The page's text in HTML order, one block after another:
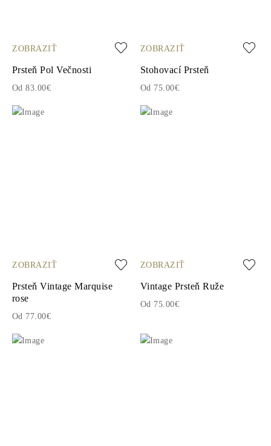
ZOBRAZIŤ
Prsteň Pol Večnosti
Od 83.00€
ZOBRAZIŤ
Stohovací Prsteň
Od 75.00€
ZOBRAZIŤ
Prsteň Vintage Marquise
rose
Od 77.00€
ZOBRAZIŤ
Vintage Prsteň Ruže
Od 75.00€